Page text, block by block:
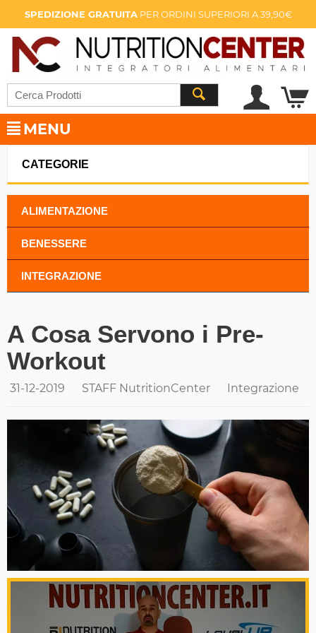
SPEDIZIONE GRATUITAPER ORDINI SUPERIORI A 39,90€
MENU
CATEGORIE
ALIMENTAZIONE
BENESSERE
INTEGRAZIONE
A Cosa Servono i Pre-
Workout
31-12-2019 STAFF NutritionCenter Integrazione